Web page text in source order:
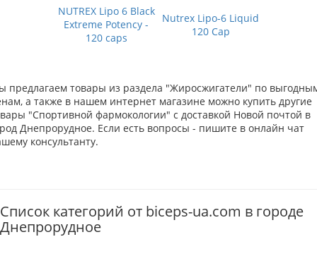
NUTREX Lipo 6 Black
Extreme Potency -
120 caps
Nutrex Lipo-6 Liquid
120 Cap
предлагаем товары из раздела "Жиросжигатели" по
а также в нашем интернет магазине можно купить другие
"Спортивной фармокологии" с доставкой Новой почтой в
Днепрорудное. Если есть вопросы - пишите в онлайн чат
консультанту.
Список категорий от biceps-ua.com в городе
Днепрорудное